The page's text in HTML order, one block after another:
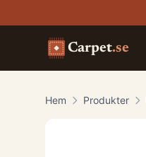
Carpet.se
Hem Produkter